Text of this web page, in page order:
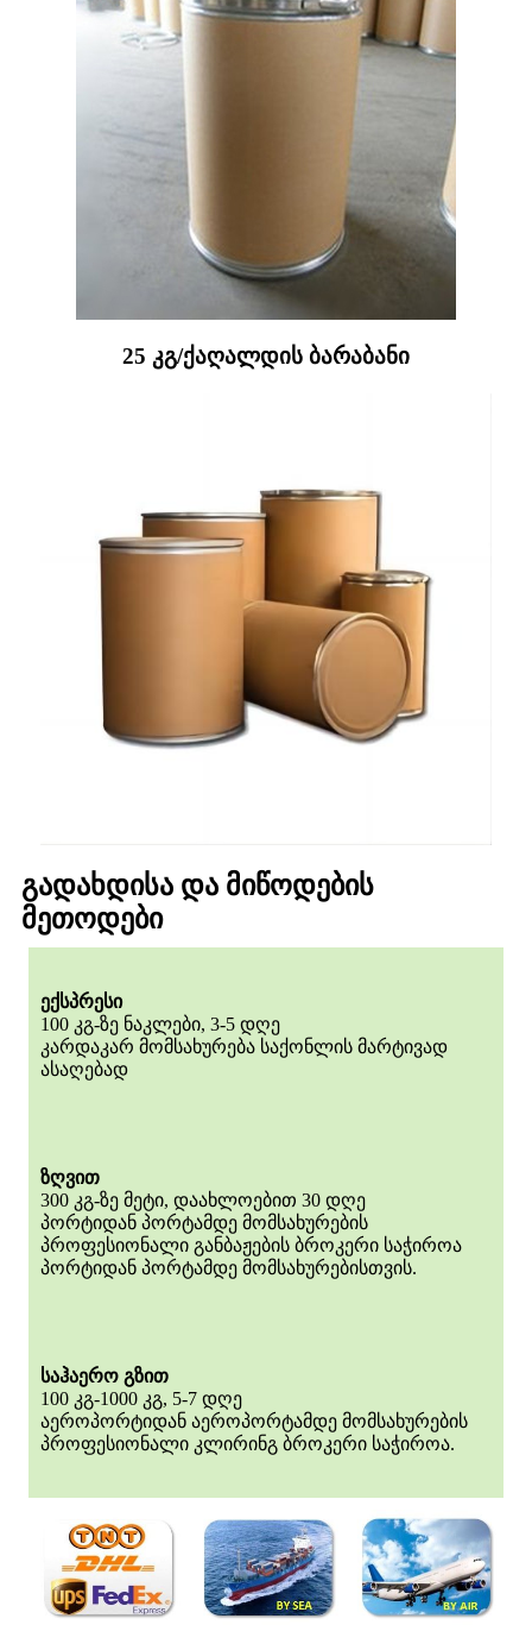
25 კგ/ქაღალდის ბარაბანი
გადახდისა და მიწოდების
მეთოდები
ექსპრესი
100 კგ-ზე ნაკლები, 3-5 დღე
კარდაკარ მომსახურება საქონლის მარტივად
ასაღებად
ზღვით
300 კგ-ზე მეტი, დაახლოებით 30 დღე
პორტიდან პორტამდე მომსახურების
პროფესიონალი განბაჟების ბროკერი საჭიროა
პორტიდან პორტამდე მომსახურებისთვის.
საჰაერო გზით
100 კგ-1000 კგ, 5-7 დღე
აეროპორტიდან აეროპორტამდე მომსახურების
პროფესიონალი კლირინგ ბროკერი საჭიროა.